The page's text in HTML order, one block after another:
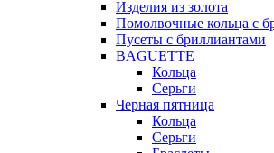
Изделия из золота
Помолвочные кольца с
Пусеты с бриллиантами
BAGUETTE
Кольца
Серьги
Черная пятница
Кольца
Серьги